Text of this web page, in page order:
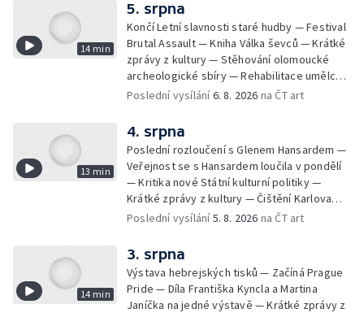
14 min
5. srpna
Končí Letní slavnosti staré hudby — Festival
Brutal Assault — Kniha Válka ševců — Krátké
zprávy z kultury — Stěhování olomoucké
archeologické sbíry — Rehabilitace umělce
Milana Knížáka — Trailer na film Osamělý vlk
Poslední vysílání6. 8. 2026 na ČT art
13 min
4. srpna
Poslední rozloučení s Glenem Hansardem —
Veřejnost se s Hansardem loučila v pondělí
— Kritika nové Státní kulturní politiky —
Krátké zprávy z kultury — Čištění Karlova
mostu — Archeologický výzkum na
neslyšící
Poslední vysílání5. 8. 2026 na ČT art
14 min
3. srpna
Výstava hebrejských tisků — Začíná Prague
Pride — Díla Františka Kyncla a Martina
Janíčka na jedné výstavě — Krátké zprávy z